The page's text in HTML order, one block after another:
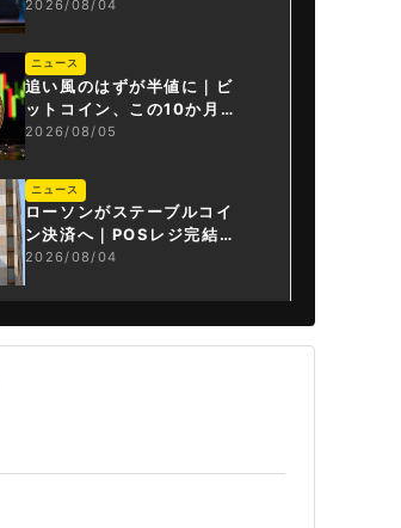
は3.43BTCか
2026/08/04
ニュース
追い風のはずが半値に｜ビ
ットコイン、この10か月で
何が起きたか
2026/08/05
ニュース
ローソンがステーブルコイ
ン決済へ｜POSレジ完結は
国内初
2026/08/04